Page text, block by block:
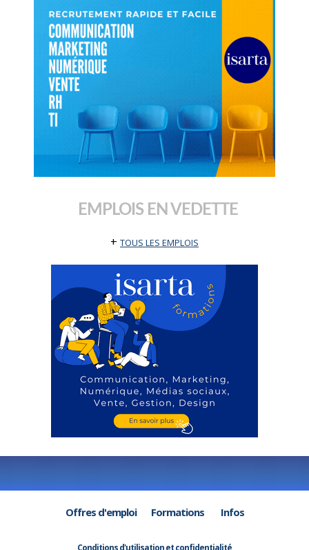
EMPLOIS EN VEDETTE
+ TOUS LES EMPLOIS
Offres d'emploi Formations Infos
Conditions d'utilisation et confidentialité